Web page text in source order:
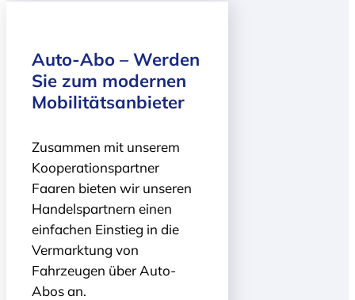
Auto-Abo – Werden
Sie zum modernen
Mobilitätsanbieter
Zusammen mit unserem
Kooperationspartner
Faaren bieten wir unseren
Handelspartnern einen
einfachen Einstieg in die
Vermarktung von
Fahrzeugen über Auto-
Abos an.